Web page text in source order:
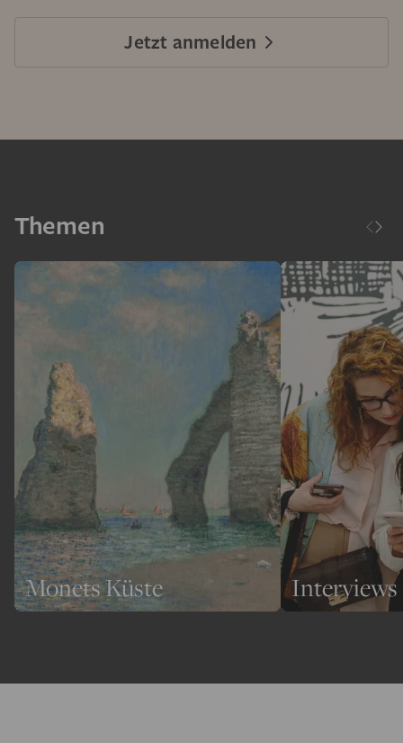
Jetzt anmelden
Themen
Monets Küste Interviews